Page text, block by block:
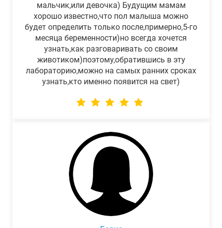
мальчик,или девочка) Будущим мамам
хорошо известно,что пол малыша можно
будет определить только после,примерно,5-го
месяца беременности)но всегда хочется
узнать,как разговаривать со своим
животиком)поэтому,обратившись в эту
лабораторию,можно на самых ранних сроках
узнать,кто именно появится на свет)